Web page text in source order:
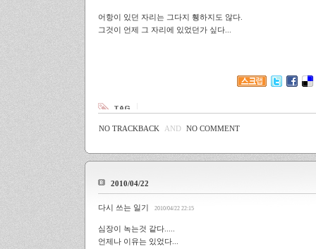
어항이 있던 자리는 그다지 휑하지도 않다.
그것이 언제 그 자리에 있었던가 싶다...
NO TRACKBACK AND NO COMMENT
2010/04/22
다시 쓰는 일기 2010/04/22 22:15
심장이 녹는것 같다.....
언제나 이유는 있었다...